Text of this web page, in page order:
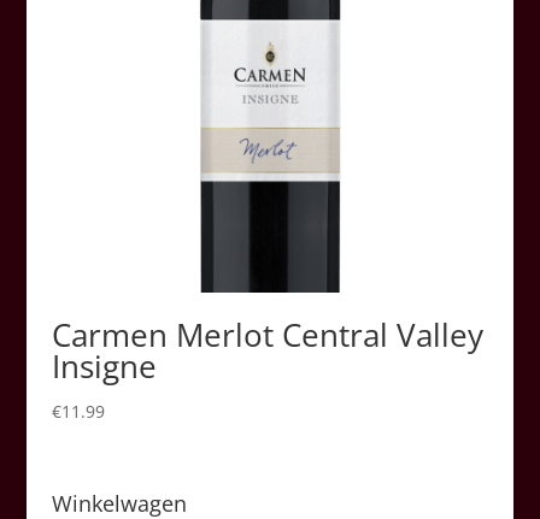
Carmen Merlot Central Valley
Insigne
€11.99
Winkelwagen